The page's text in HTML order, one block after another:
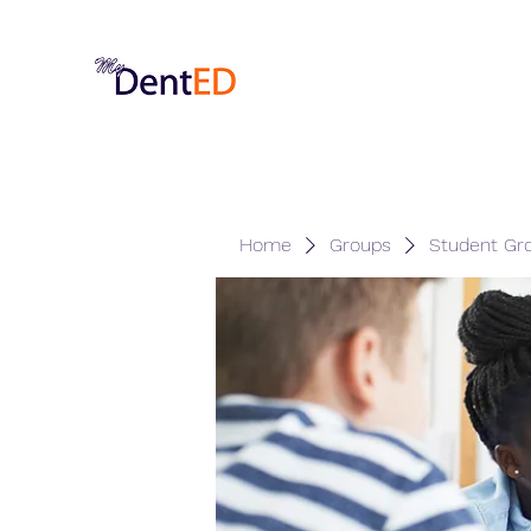
Home Groups Student